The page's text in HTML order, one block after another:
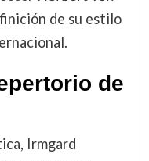
de su estilo
de
Irmgard